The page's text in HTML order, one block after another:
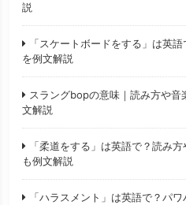
説
「スケートボードをする」は英
を例文解説
スラングbopの意味｜読み方や音
文解説
「柔道をする」は英語で？読み
も例文解説
「ハラスメント」は英語で？パ